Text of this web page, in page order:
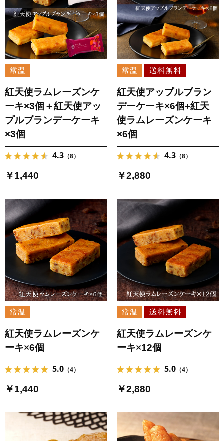
紅天使ラムレーズンケ
ーキ×3個＋紅天使アッ
プルブランデーケーキ
×3個
4.3 （8）
￥1,440
紅天使アップルブラン
デーケーキ×6個+紅天
使ラムレーズンケーキ
×6個
4.3 （8）
￥2,880
紅天使ラムレーズンケ
ーキ×6個
5.0 （4）
￥1,440
紅天使ラムレーズンケ
ーキ×12個
5.0 （4）
￥2,880